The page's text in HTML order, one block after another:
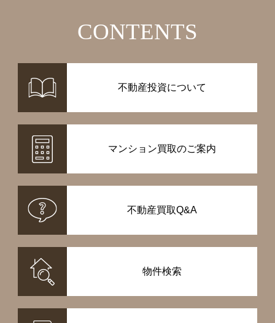
CONTENTS
不動産投資について
マンション買取のご案内
不動産買取Q&A
物件検索